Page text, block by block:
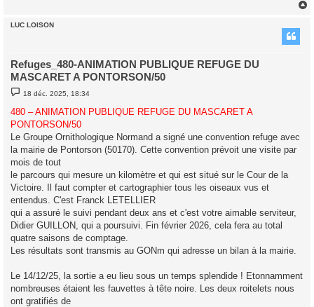
LUC LOISON
Refuges_480-ANIMATION PUBLIQUE REFUGE DU
MASCARET A PONTORSON/50
M
e
s
s
a
g
e
18 déc. 2025, 18:34
480 – ANIMATION PUBLIQUE REFUGE DU MASCARET A
PONTORSON/50
Le Groupe Ornithologique Normand a signé une convention refuge avec
la mairie de Pontorson (50170). Cette convention prévoit une visite par
mois de tout
le parcours qui mesure un kilomètre et qui est situé sur le Cour de la
Victoire. Il faut compter et cartographier tous les oiseaux vus et
entendus. C'est Franck LETELLIER
qui a assuré le suivi pendant deux ans et c'est votre aimable serviteur,
Didier GUILLON, qui a poursuivi. Fin février 2026, cela fera au total
quatre saisons de comptage.
Les résultats sont transmis au GONm qui adresse un bilan à la mairie.
Le 14/12/25, la sortie a eu lieu sous un temps splendide ! Etonnamment
nombreuses étaient les fauvettes à tête noire. Les deux roitelets nous
ont gratifiés de